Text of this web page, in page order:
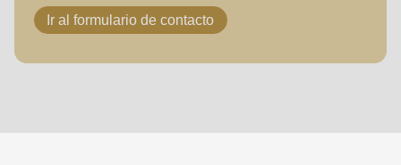
Ir al formulario de contacto